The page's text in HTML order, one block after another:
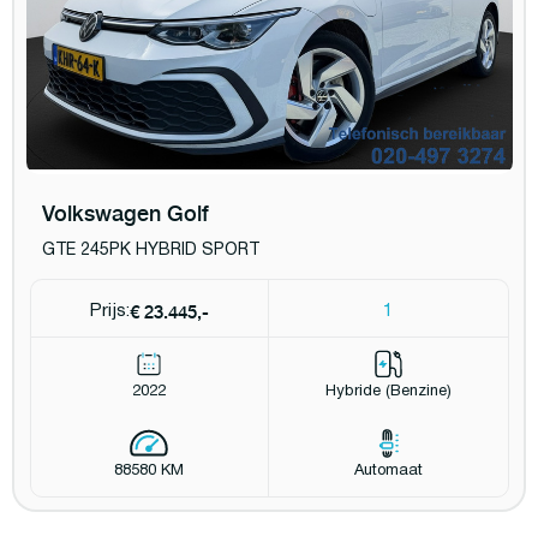
Volkswagen Golf
GTE 245PK HYBRID SPORT
Prijs:€ 23.445,- 1
2022 Hybride (Benzine)
88580 KM Automaat